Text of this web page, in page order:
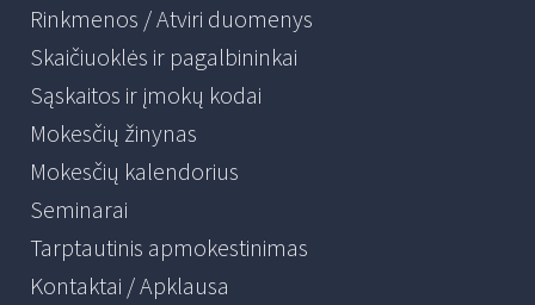
Rinkmenos / Atviri duomenys
Skaičiuoklės ir pagalbininkai
Sąskaitos ir įmokų kodai
Mokesčių žinynas
Mokesčių kalendorius
Seminarai
Tarptautinis apmokestinimas
Kontaktai / Apklausa